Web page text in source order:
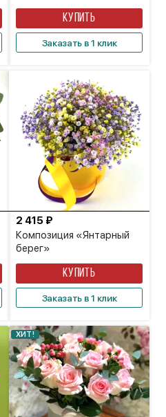
КУПИТЬ
Заказать в 1 клик
Композиция «Янтарный
берег»
2 415 ₽
КУПИТЬ
Заказать в 1 клик
ХИТ!